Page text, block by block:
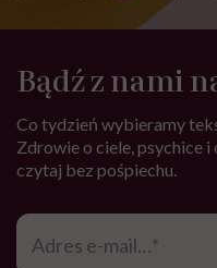
Bądź z nami
Co tydzień wybieramy
Zdrowie o ciele, psychice i
czytaj bez pośpiechu.
Adres
mail*